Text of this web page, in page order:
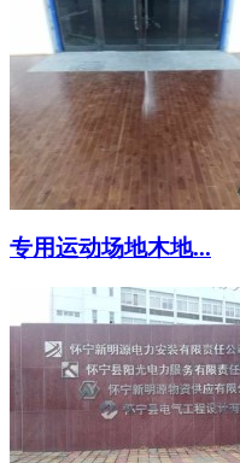
专用运动场地木地...